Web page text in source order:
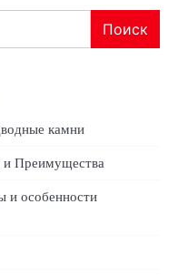
Поиск
камни
и Преимущества
и особенности